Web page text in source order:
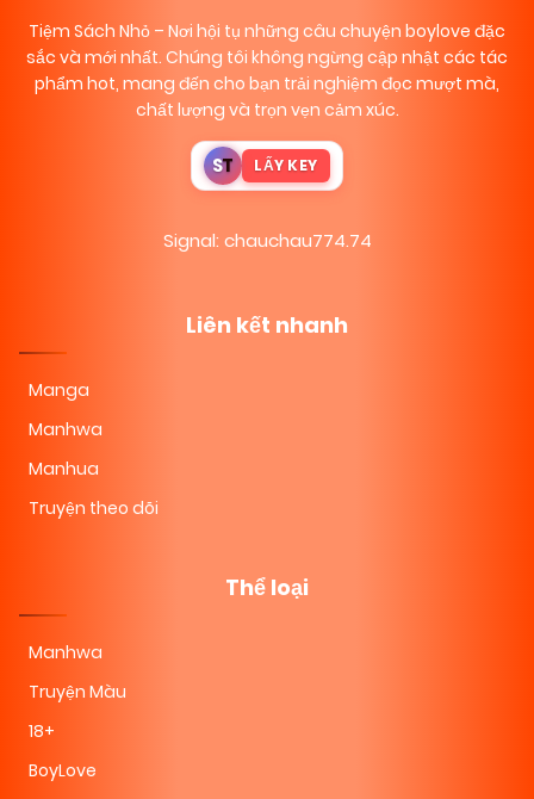
Tiệm Sách Nhỏ – Nơi hội tụ những câu chuyện boylove đặc
sắc và mới nhất. Chúng tôi không ngừng cập nhật các tác
phẩm hot, mang đến cho bạn trải nghiệm đọc mượt mà,
chất lượng và trọn vẹn cảm xúc.
ST LẤY KEY
Signal: chauchau774.74
Liên kết nhanh
Manga
Manhwa
Manhua
Truyện theo dõi
Thể loại
Manhwa
Truyện Màu
18+
BoyLove